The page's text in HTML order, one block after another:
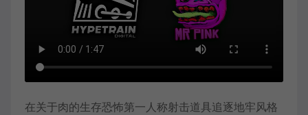
在关于肉的生存恐怖第一人称射击道具追逐地牢风格